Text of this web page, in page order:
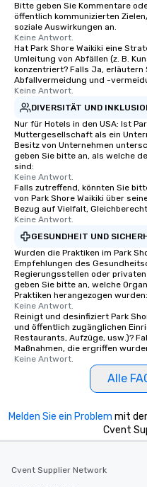
Bitte geben Sie Kommentare
öffentlich kommunizierten
soziale Auswirkungen an.
Keine Antwort.
Hat Park Shore Waikiki eine
Umleitung von Abfällen (z. B.
konzentriert? Falls Ja,
Abfallvermeidung und -
Keine Antwort.
DIVERSITÄT UND
Nur für Hotels in den USA: Ist
Muttergesellschaft als ein
Besitz von Unternehmen
geben Sie bitte an, als welche
sind:
Keine Antwort.
Falls zutreffend, könnten Sie
von Park Shore Waikiki über
Bezug auf Vielfalt,
Keine Antwort.
GESUNDHEIT UND
Wurden die Praktiken im Park
Empfehlungen des
Regierungsstellen oder
geben Sie bitte an, welche
Praktiken herangezogen wurden:
Keine Antwort.
Reinigt und desinfiziert Park
und öffentlich zugänglichen
Restaurants, Aufzüge, usw.)?
Maßnahmen, die ergriffen
Keine Antwort.
Alle
Melden Sie ein Problem mit
Cvent
Cvent Supplier Network